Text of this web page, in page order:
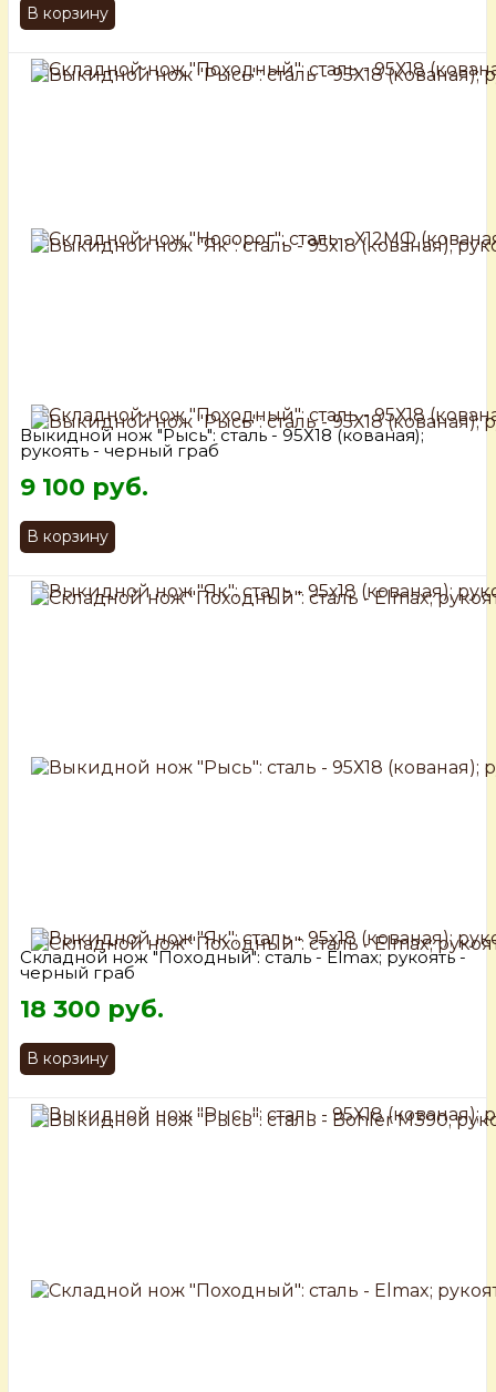
В корзину
Выкидной нож "Рысь": сталь - 95Х18 (кованая);
рукоять - черный граб
9 100 руб.
В корзину
Складной нож "Походный": сталь - Elmax; рукоять -
черный граб
18 300 руб.
В корзину